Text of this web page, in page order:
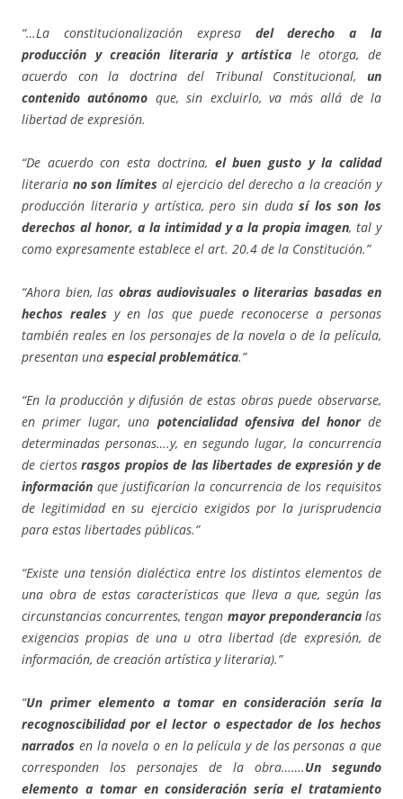
“…La constitucionalización expresa del derecho a la
producción y creación literaria y artística le otorga, de
acuerdo con la doctrina del Tribunal Constitucional, un
contenido autónomo que, sin excluirlo, va más allá de la
libertad de expresión.
“De acuerdo con esta doctrina, el buen gusto y la calidad
literaria no son límites al ejercicio del derecho a la creación y
producción literaria y artística, pero sin dudasí los son los
derechos al honor, a la intimidad y a la propia imagen, tal y
como expresamente establece el art. 20.4 de la Constitución.”
“Ahora bien, las obras audiovisuales o literarias basadas en
hechos reales y en las que puede reconocerse a personas
también reales en los personajes de la novela o de la película,
presentan una especial problemática.”
“En la producción y difusión de estas obras puede observarse,
en primer lugar, una potencialidad ofensiva del honorde
determinadas personas….y, en segundo lugar, la concurrencia
de ciertos rasgos propios de las libertades de expresión y de
información que justificarían la concurrencia de los requisitos
de legitimidad en su ejercicio exigidos por la jurisprudencia
para estas libertades públicas.”
“Existe una tensión dialéctica entre los distintos elementos de
una obra de estas características que lleva a que, según las
circunstancias concurrentes, tengan mayor preponderancialas
exigencias propias de una u otra libertad (de expresión, de
información, de creación artística y literaria).”
“Un primer elemento a tomar en consideración sería la
recognoscibilidad por el lector o espectador de los hechos
narrados en la novela o en la película y de las personas a que
corresponden los personajes de la obra…….Un segundo
elemento a tomar en consideración sería el tratamiento